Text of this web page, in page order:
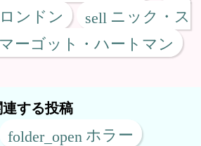
ンドン
ニック・ス
マーゴット・ハートマン
する投稿
ホラー